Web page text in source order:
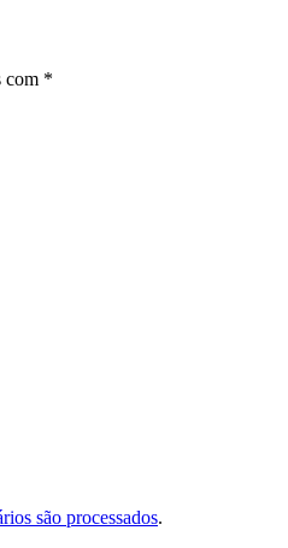
com *
são processados.